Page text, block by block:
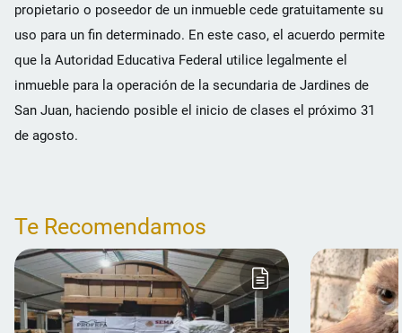
propietario o poseedor de un inmueble cede gratuitamente su
uso para un fin determinado. En este caso, el acuerdo permite
que la Autoridad Educativa Federal utilice legalmente el
inmueble para la operación de la secundaria de Jardines de
San Juan, haciendo posible el inicio de clases el próximo 31
de agosto.
Te Recomendamos